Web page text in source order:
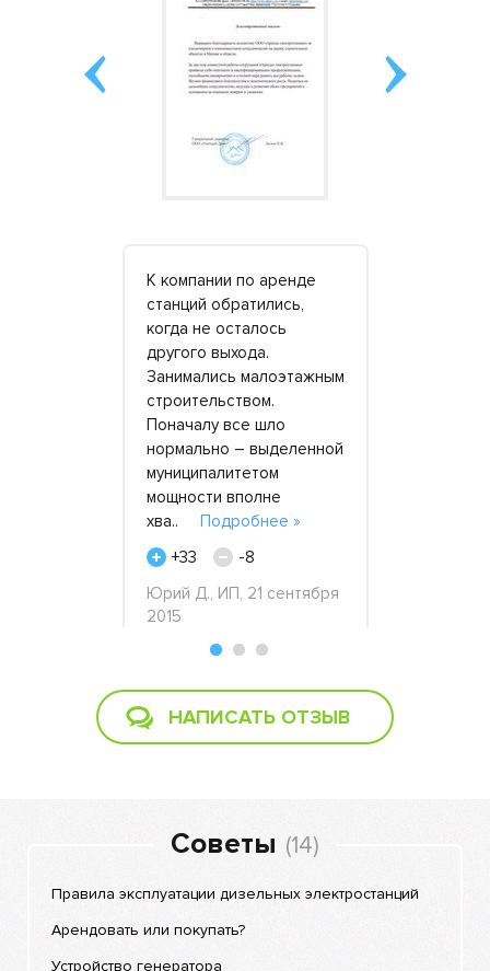
К компании по аренде
станций обратились,
когда не осталось
другого выхода.
Занимались малоэтажным
строительством.
Поначалу все шло
нормально – выделенной
муниципалитетом
мощности вполне
хва.. Подробнее »
+33
-8
Юрий Д., ИП, 21 сентября
2015
НАПИСАТЬ ОТЗЫВ
Советы (14)
Правила эксплуатации дизельных электростанций
Арендовать или покупать?
Устройство генератора